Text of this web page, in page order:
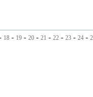
18- 19- 20- 21 - 22-23 -24 -